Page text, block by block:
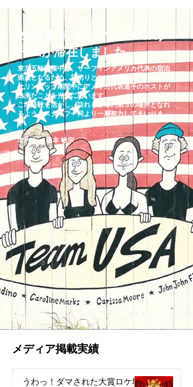
2020東京 サーフィンUSAチ
ームが滞在しました
東京五輪開催中は、サーフィンアメリカ代表の宿泊
拠点となるため、貸切りとなっておりました。
オリンピック期間中にアメリカ代表選手のホストが
出来たことを光栄に思います。
この経験を活かし、訪れる皆様の第３の場所となれ
るよう、スタッフ一同より一層努力してまいりま
す。
オーナー 橋本 敏宗
​メディア掲載実績
うわっ！ダマされた大賞ロケ地